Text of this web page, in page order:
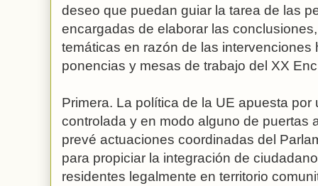
deseo que puedan guiar la tarea de las
encargadas de elaborar las
temáticas en razón de las intervenciones
ponencias y mesas de trabajo del XX
Primera. La política de la UE apuesta por
controlada y en modo alguno de puertas
prevé actuaciones coordinadas del
para propiciar la integración de
residentes legalmente en territorio